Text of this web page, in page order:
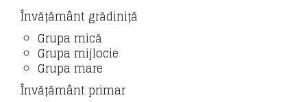
Învățământ grădiniță
Grupa mică
Grupa mijlocie
Grupa mare
Învățământ primar